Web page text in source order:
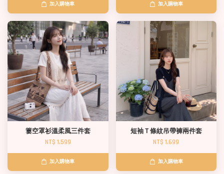
加入購物車 加入購物車
簍空罩衫溫柔風三件套
NT$ 1,599
加入購物車
短袖Ｔ條紋吊帶褲兩件套
NT$ 1,699
加入購物車